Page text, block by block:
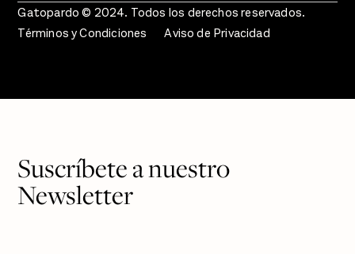
Gatopardo © 2024. Todos los derechos reservados.
Términos y Condiciones
Aviso de Privacidad
Suscríbete a nuestro
Newsletter